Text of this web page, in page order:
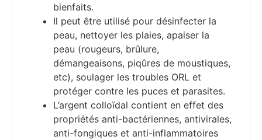
bienfaits.
Il peut être utilisé pour désinfecter la
peau, nettoyer les plaies, apaiser la
peau (rougeurs, brûlure,
démangeaisons, piqûres de moustiques,
etc), soulager les troubles ORL et
protéger contre les puces et parasites.
L’argent colloïdal contient en effet des
propriétés anti-bactériennes, antivirales,
anti-fongiques et anti-inflammatoires